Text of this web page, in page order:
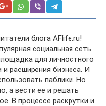
блога AFlife.ru!
социальная сеть
для личностного
и расширения бизнеса. И
паблики. Но
а вести ее и решать
В процессе раскрутки и